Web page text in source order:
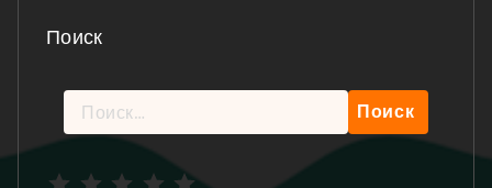
Поиск
Найти: